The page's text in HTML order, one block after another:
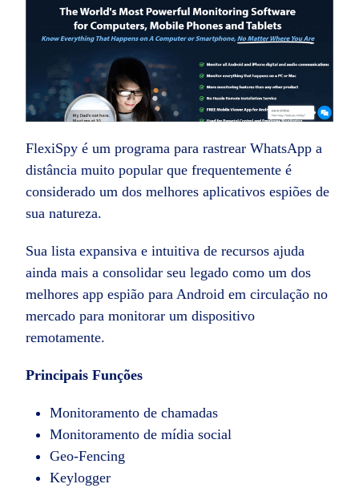
FlexiSpy é um programa para rastrear WhatsApp a
distância muito popular que frequentemente é
considerado um dos melhores aplicativos espiões de
sua natureza.
Sua lista expansiva e intuitiva de recursos ajuda
ainda mais a consolidar seu legado como um dos
melhores app espião para Android em circulação no
mercado para monitorar um dispositivo
remotamente.
Principais Funções
Monitoramento de chamadas
Monitoramento de mídia social
Geo-Fencing
Keylogger